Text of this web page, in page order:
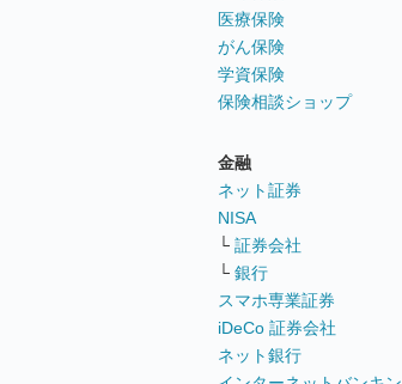
医療保険
がん保険
学資保険
保険相談ショップ
金融
ネット証券
NISA
└ 証券会社
└ 銀行
スマホ専業証券
iDeCo 証券会社
ネット銀行